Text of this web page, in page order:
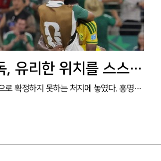
비기기만 하면 됐던 경기, 졸전 끝 패배...홍명보 감독, 유리한 위치를 스스로 날려
한국 축구가 월드컵 조별리그 최종전에서 남아공에 충격적인 패배를 당하며 32강 진출을 자력으로 확정하지 못하는 처지에 놓였다. 홍명보 감독이 이끄는 대표팀(FIFA 랭킹 24위)은 25일(한국시간) 멕시코 과달루페 몬테레이 스타디움에서 열린 A조 3차전에서 남아공(60위)에 0-1로 졌다.이로써 1승 2패(승점 3)에 그친 한국은 A조 3위로 마쳐, 32강행을 확정 짓지 못한 채 다른 조 결과를 기다려야 하는 신세가 됐다. 36계단이나 아래인 팀에 이변을 허용한 말 그대로의 졸전이었다.비기기만 해도 조 2위로 진출할 수 있었던 한국은 선발에 세 명의 변화를 줬다. 최전방을 손흥민에서 오현규로 바꾸고, 황희찬과 이태석을 투입했다. 특히 2014년